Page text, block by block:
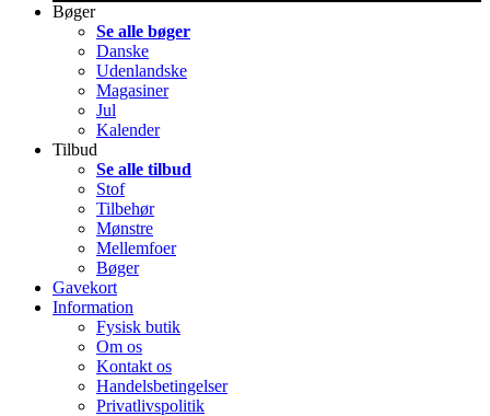
Bøger
Se alle bøger
Danske
Udenlandske
Magasiner
Jul
Kalender
Tilbud
Se alle tilbud
Stof
Tilbehør
Mønstre
Mellemfoer
Bøger
Gavekort
Information
Fysisk butik
Om os
Kontakt os
Handelsbetingelser
Privatlivspolitik